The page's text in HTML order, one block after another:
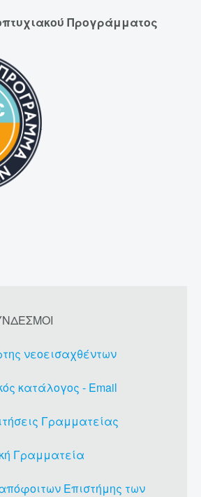
Προγράμματος
νεοεισαχθέντων
κατάλογος - Email
Γραμματείας
Γραμματεία
Επιστήμης των